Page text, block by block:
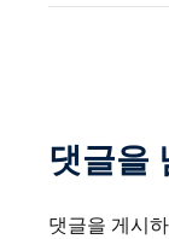
댓글을
댓글을 게시